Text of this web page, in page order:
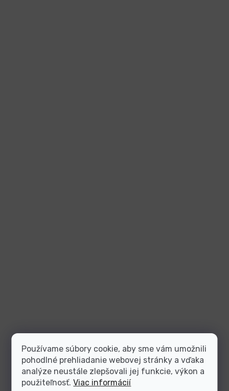
Používame súbory cookie, aby sme vám umožnili
pohodlné prehliadanie webovej stránky a vďaka
analýze neustále zlepšovali jej funkcie, výkon a
použiteľnosť.Viac informácií